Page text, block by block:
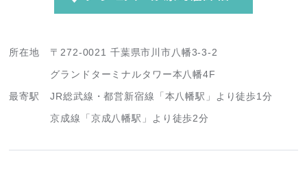
所在地
〒272-0021 千葉県市川市八幡3-3-2
グランドターミナルタワー本八幡4F
最寄駅
JR総武線・都営新宿線「本八幡駅」より徒歩1分
京成線「京成八幡駅」より徒歩2分